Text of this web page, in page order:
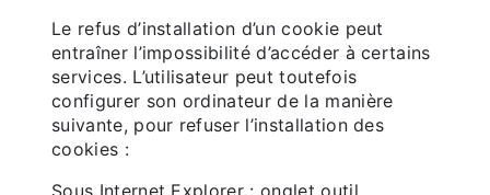
Le refus d’installation d’un cookie peut
entraîner l’impossibilité d’accéder à certains
services. L’utilisateur peut toutefois
configurer son ordinateur de la manière
suivante, pour refuser l’installation des
cookies :